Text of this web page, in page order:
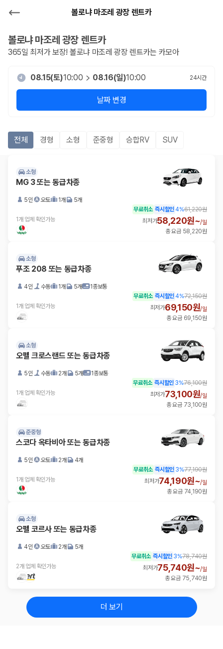
볼로냐 마조레 광장 렌트카
볼로냐 마조레 광장 렌트카
365일 최저가 보장! 볼로냐 마조레 광장 렌트카는 카모아
08.15(토)10:00 08.16(일)10:00 24시간
날짜 변경
전체 경형 소형 준중형 승합RV SUV
소형
MG 3 또는 동급차종
5인 오토 1개 5개
1개 업체 확인가능
무료취소 즉시할인 4%61,220원
최저가58,220원~/일
총 요금 58,220원
소형
푸조 208 또는 동급차종
4인 수동 1개 5개 1종보통
1개 업체 확인가능
무료취소 즉시할인 4%72,150원
최저가69,150원/일
총 요금 69,150원
소형
오펠 크로스랜드 또는 동급차종
5인 수동 2개 5개 1종보통
1개 업체 확인가능
무료취소 즉시할인 3%76,100원
최저가73,100원/일
총 요금 73,100원
준중형
스코다 옥타비아 또는 동급차종
5인 오토 2개 4개
1개 업체 확인가능
무료취소 즉시할인 3%77,190원
최저가74,190원~/일
총 요금 74,190원
소형
오펠 코르사 또는 동급차종
4인 오토 2개 5개
2개 업체 확인가능
무료취소 즉시할인 3%78,740원
최저가75,740원~/일
총 요금 75,740원
더 보기